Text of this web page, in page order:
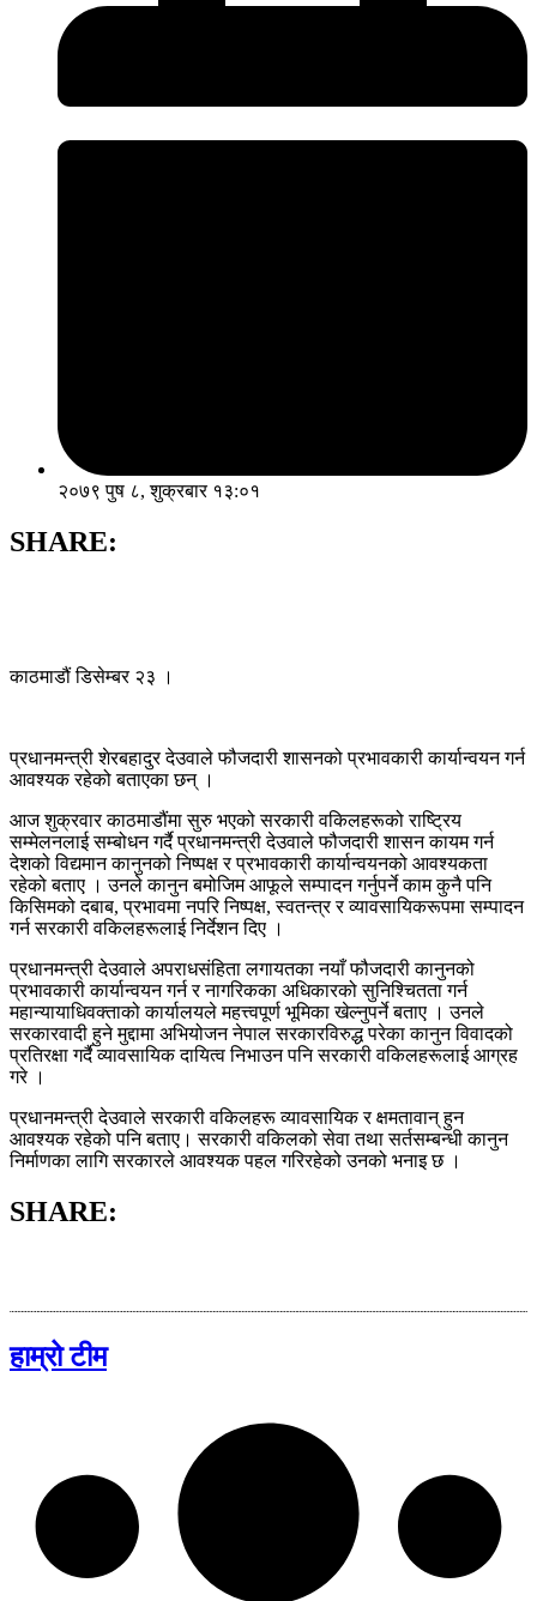
२०७९ पुष ८, शुक्रबार १३:०१
SHARE:
काठमाडौं डिसेम्बर २३ ।
प्रधानमन्त्री शेरबहादुर देउवाले फौजदारी शासनको प्रभावकारी कार्यान्वयन गर्न
आवश्यक रहेको बताएका छन् ।
आज शुक्रवार काठमाडौंमा सुरु भएको सरकारी वकिलहरूको राष्ट्रिय
सम्मेलनलाई सम्बोधन गर्दै प्रधानमन्त्री देउवाले फौजदारी शासन कायम गर्न
देशको विद्यमान कानुनको निष्पक्ष र प्रभावकारी कार्यान्वयनको आवश्यकता
रहेको बताए । उनले कानुन बमोजिम आफूले सम्पादन गर्नुपर्ने काम कुनै पनि
किसिमको दबाब, प्रभावमा नपरि निष्पक्ष, स्वतन्त्र र व्यावसायिकरूपमा सम्पादन
गर्न सरकारी वकिलहरूलाई निर्देशन दिए ।
प्रधानमन्त्री देउवाले अपराधसंहिता लगायतका नयाँ फौजदारी कानुनको
प्रभावकारी कार्यान्वयन गर्न र नागरिकका अधिकारको सुनिश्चितता गर्न
महान्यायाधिवक्ताको कार्यालयले महत्त्वपूर्ण भूमिका खेल्नुपर्ने बताए । उनले
सरकारवादी हुने मुद्दामा अभियोजन नेपाल सरकारविरुद्ध परेका कानुन विवादको
प्रतिरक्षा गर्दै व्यावसायिक दायित्व निभाउन पनि सरकारी वकिलहरूलाई आग्रह
गरे ।
प्रधानमन्त्री देउवाले सरकारी वकिलहरू व्यावसायिक र क्षमतावान् हुन
आवश्यक रहेको पनि बताए। सरकारी वकिलको सेवा तथा सर्तसम्बन्धी कानुन
निर्माणका लागि सरकारले आवश्यक पहल गरिरहेको उनको भनाइ छ ।
SHARE:
हाम्रो टीम